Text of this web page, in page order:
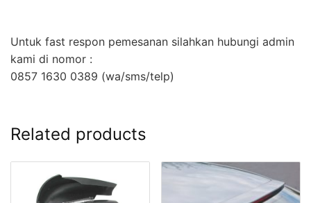
Untuk fast respon pemesanan silahkan hubungi admin
kami di nomor :
0857 1630 0389 (wa/sms/telp)
Related products